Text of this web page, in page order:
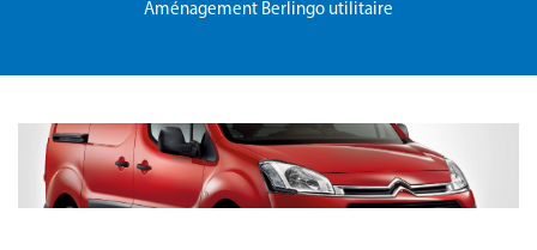
Aménagement Berlingo utilitaire